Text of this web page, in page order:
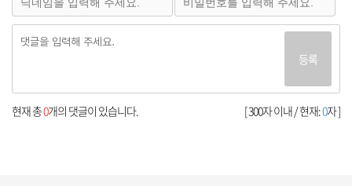
등록
[ 300자 이내 / 현재:0자 ]
현재 총0개의 댓글이 있습니다.